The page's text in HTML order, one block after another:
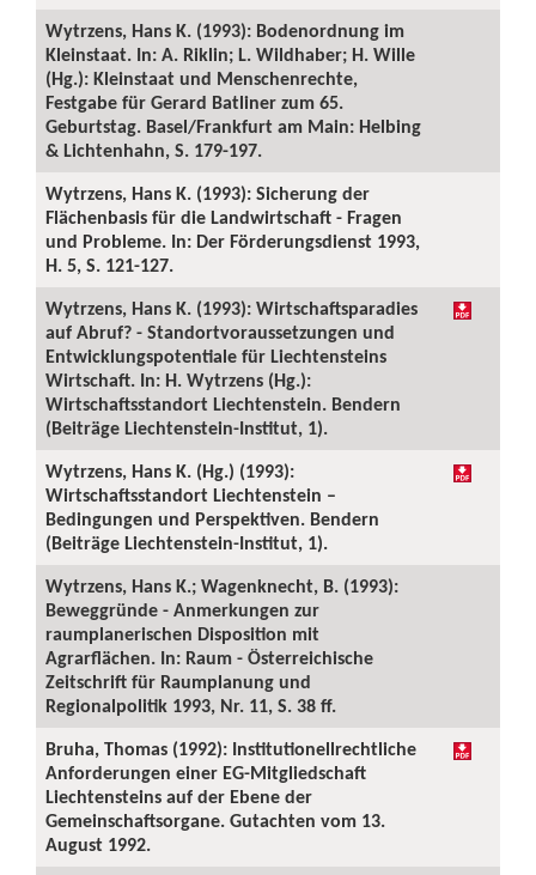
Wytrzens, Hans K. (1993): Bodenordnung im
Kleinstaat. In: A. Riklin; L. Wildhaber; H. Wille
(Hg.): Kleinstaat und Menschenrechte,
Festgabe für Gerard Batliner zum 65.
Geburtstag. Basel/Frankfurt am Main: Helbing
& Lichtenhahn, S. 179-197.
Wytrzens, Hans K. (1993): Sicherung der
Flächenbasis für die Landwirtschaft - Fragen
und Probleme. In: Der Förderungsdienst 1993,
H. 5, S. 121-127.
Wytrzens, Hans K. (1993): Wirtschaftsparadies
auf Abruf? - Standortvoraussetzungen und
Entwicklungspotentiale für Liechtensteins
Wirtschaft. In: H. Wytrzens (Hg.):
Wirtschaftsstandort Liechtenstein. Bendern
(Beiträge Liechtenstein-Institut, 1).
Wytrzens, Hans K. (Hg.) (1993):
Wirtschaftsstandort Liechtenstein –
Bedingungen und Perspektiven. Bendern
(Beiträge Liechtenstein-Institut, 1).
Wytrzens, Hans K.; Wagenknecht, B. (1993):
Beweggründe - Anmerkungen zur
raumplanerischen Disposition mit
Agrarflächen. In: Raum - Österreichische
Zeitschrift für Raumplanung und
Regionalpolitik 1993, Nr. 11, S. 38 ff.
Bruha, Thomas (1992): Institutionellrechtliche
Anforderungen einer EG-Mitgliedschaft
Liechtensteins auf der Ebene der
Gemeinschaftsorgane. Gutachten vom 13.
August 1992.